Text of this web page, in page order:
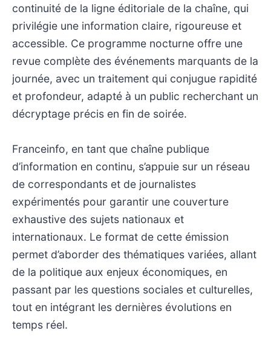
continuité de la ligne éditoriale de la chaîne, qui
privilégie une information claire, rigoureuse et
accessible. Ce programme nocturne offre une
revue complète des événements marquants de la
journée, avec un traitement qui conjugue rapidité
et profondeur, adapté à un public recherchant un
décryptage précis en fin de soirée.
Franceinfo, en tant que chaîne publique
d’information en continu, s’appuie sur un réseau
de correspondants et de journalistes
expérimentés pour garantir une couverture
exhaustive des sujets nationaux et
internationaux. Le format de cette émission
permet d’aborder des thématiques variées, allant
de la politique aux enjeux économiques, en
passant par les questions sociales et culturelles,
tout en intégrant les dernières évolutions en
temps réel.